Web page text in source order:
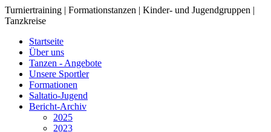
Turniertraining | Formationstanzen | Kinder- und Jugendgruppen |
Tanzkreise
Startseite
Über uns
Tanzen - Angebote
Unsere Sportler
Formationen
Saltatio-Jugend
Bericht-Archiv
2025
2023